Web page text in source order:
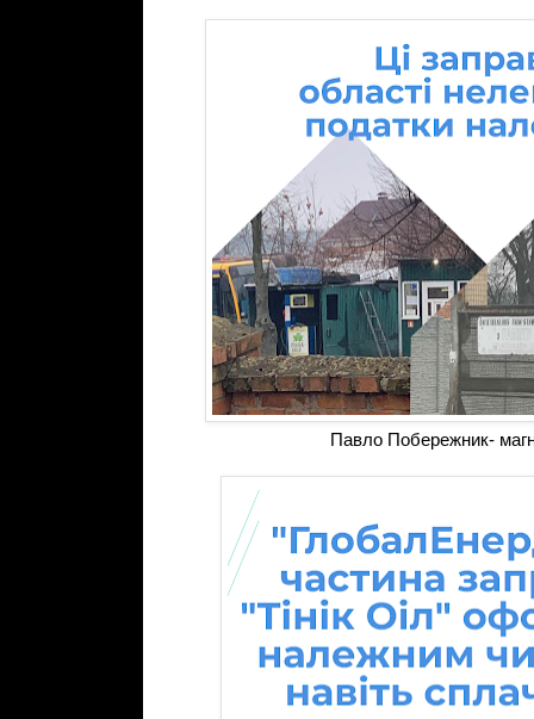
Павло Побережник-